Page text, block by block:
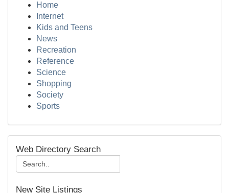
Home
Internet
Kids and Teens
News
Recreation
Reference
Science
Shopping
Society
Sports
Web Directory Search
New Site Listings